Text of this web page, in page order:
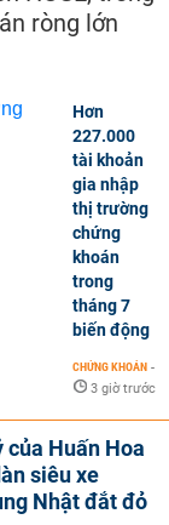
ròng lớn
Hơn
227.000
tài khoản
gia nhập
thị trường
chứng
khoán
trong
tháng 7
biến động
CHỨNG KHOÁN -
3 giờ trước
Huấn Hoa
siêu xe
Nhật đắt đỏ